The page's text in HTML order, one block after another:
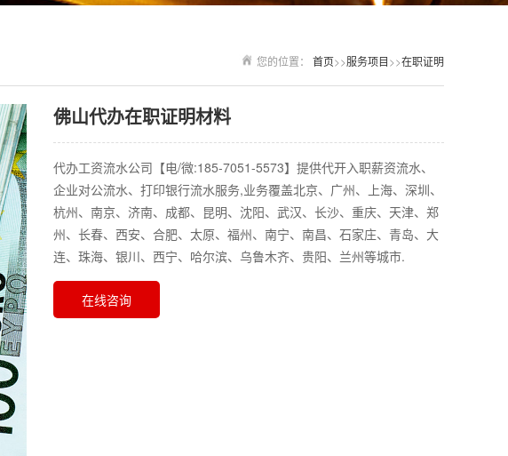
您的位置： 首页>>服务项目>>在职证明
佛山代办在职证明材料
代办工资流水公司【电/微:185-7051-5573】提供代开入职薪资流水、
企业对公流水、打印银行流水服务,业务覆盖北京、广州、上海、深圳、
杭州、南京、济南、成都、昆明、沈阳、武汉、长沙、重庆、天津、郑
州、长春、西安、合肥、太原、福州、南宁、南昌、石家庄、青岛、大
连、珠海、银川、西宁、哈尔滨、乌鲁木齐、贵阳、兰州等城市.
在线咨询